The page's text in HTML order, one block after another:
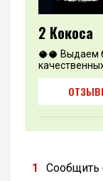
2 Кокоса
🥥🥥 Выдаем
Сообщить